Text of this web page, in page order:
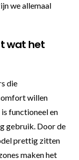
we allemaal
wat het
die
willen
functioneel en
gebruik. Door de
prettig zitten
maken het